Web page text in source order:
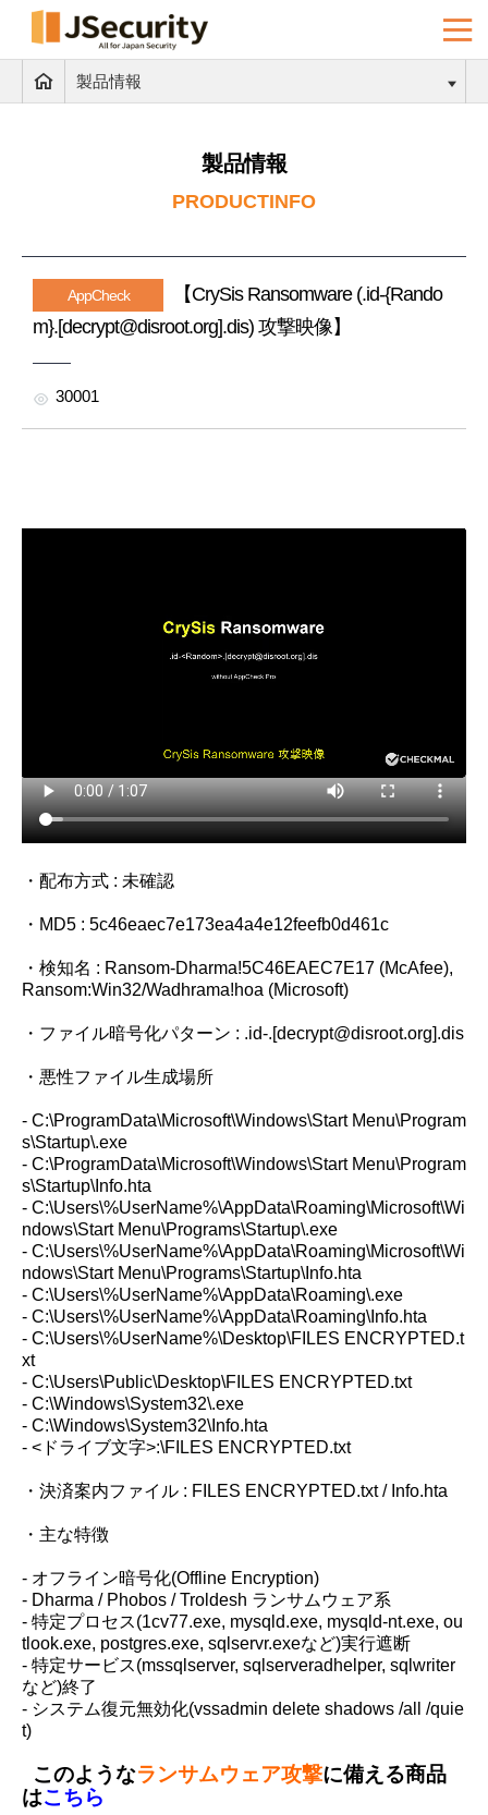
製品情報
製品情報
PRODUCTINFO
AppCheck
【CrySis Ransomware (.id-{Rando
m}.[decrypt@disroot.org].dis) 攻撃映像】
30001
・配布方式 : 未確認
・MD5 : 5c46eaec7e173ea4a4e12feefb0d461c
・検知名 : Ransom-Dharma!5C46EAEC7E17 (McAfee),
Ransom:Win32/Wadhrama!hoa (Microsoft)
・ファイル暗号化パターン : .id-.[decrypt@disroot.org].dis
・悪性ファイル生成場所
- C:\ProgramData\Microsoft\Windows\Start Menu\Program
s\Startup\.exe
- C:\ProgramData\Microsoft\Windows\Start Menu\Program
s\Startup\Info.hta
- C:\Users\%UserName%\AppData\Roaming\Microsoft\Wi
ndows\Start Menu\Programs\Startup\.exe
- C:\Users\%UserName%\AppData\Roaming\Microsoft\Wi
ndows\Start Menu\Programs\Startup\Info.hta
- C:\Users\%UserName%\AppData\Roaming\.exe
- C:\Users\%UserName%\AppData\Roaming\Info.hta
- C:\Users\%UserName%\Desktop\FILES ENCRYPTED.t
xt
- C:\Users\Public\Desktop\FILES ENCRYPTED.txt
- C:\Windows\System32\.exe
- C:\Windows\System32\Info.hta
- <ドライブ文字>:\FILES ENCRYPTED.txt
・決済案内ファイル : FILES ENCRYPTED.txt / Info.hta
・主な特徴
- オフライン暗号化(Offline Encryption)
- Dharma / Phobos / Troldesh ランサムウェア系
- 特定プロセス(1cv77.exe, mysqld.exe, mysqld-nt.exe, ou
tlook.exe, postgres.exe, sqlservr.exeなど)実行遮断
- 特定サービス(mssqlserver, sqlserveradhelper, sqlwriter
など)終了
- システム復元無効化(vssadmin delete shadows /all /quie
t)
このようなランサムウェア攻撃に備える商品
はこちら